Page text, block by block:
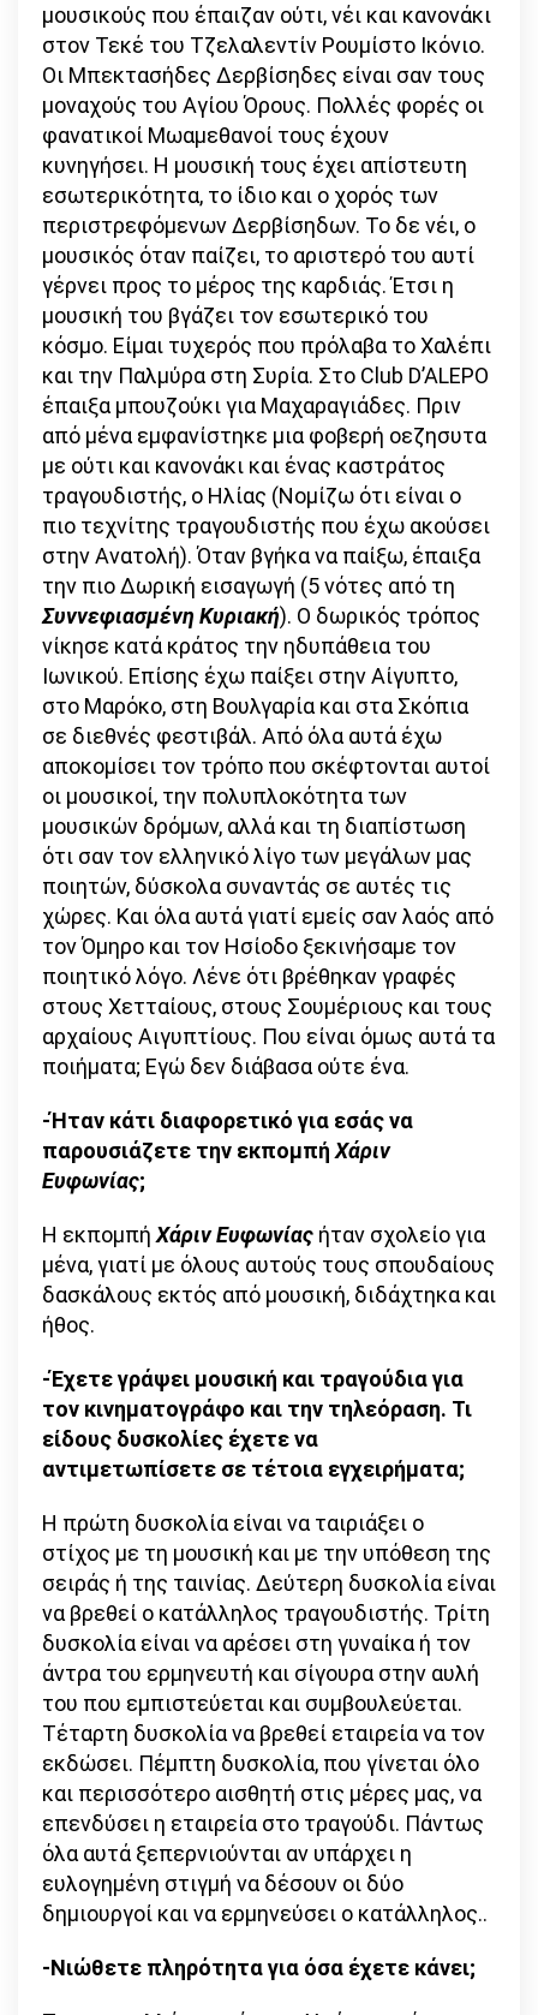
μουσικούς που έπαιζαν ούτι, νέι και κανονάκι
στον Τεκέ του Τζελαλεντίν Ρουμίστο Ικόνιο.
Οι Μπεκτασήδες Δερβίσηδες είναι σαν τους
μοναχούς του Αγίου Όρους. Πολλές φορές οι
φανατικοί Μωαμεθανοί τους έχουν
κυνηγήσει. Η μουσική τους έχει απίστευτη
εσωτερικότητα, το ίδιο και ο χορός των
περιστρεφόμενων Δερβίσηδων. Το δε νέι, ο
μουσικός όταν παίζει, το αριστερό του αυτί
γέρνει προς το μέρος της καρδιάς. Έτσι η
μουσική του βγάζει τον εσωτερικό του
κόσμο. Είμαι τυχερός που πρόλαβα το Χαλέπι
και την Παλμύρα στη Συρία. Στο Club D’ALEPO
έπαιξα μπουζούκι για Μαχαραγιάδες. Πριν
από μένα εμφανίστηκε μια φοβερή οεζησυτα
με ούτι και κανονάκι και ένας καστράτος
τραγουδιστής, ο Ηλίας (Νομίζω ότι είναι ο
πιο τεχνίτης τραγουδιστής που έχω ακούσει
στην Ανατολή). Όταν βγήκα να παίξω, έπαιξα
την πιο Δωρική εισαγωγή (5 νότες από τη
Συννεφιασμένη Κυριακή). Ο δωρικός τρόπος
νίκησε κατά κράτος την ηδυπάθεια του
Ιωνικού. Επίσης έχω παίξει στην Αίγυπτο,
στο Μαρόκο, στη Βουλγαρία και στα Σκόπια
σε διεθνές φεστιβάλ. Από όλα αυτά έχω
αποκομίσει τον τρόπο που σκέφτονται αυτοί
οι μουσικοί, την πολυπλοκότητα των
μουσικών δρόμων, αλλά και τη διαπίστωση
ότι σαν τον ελληνικό λίγο των μεγάλων μας
ποιητών, δύσκολα συναντάς σε αυτές τις
χώρες. Και όλα αυτά γιατί εμείς σαν λαός από
τον Όμηρο και τον Ησίοδο ξεκινήσαμε τον
ποιητικό λόγο. Λένε ότι βρέθηκαν γραφές
στους Χετταίους, στους Σουμέριους και τους
αρχαίους Αιγυπτίους. Που είναι όμως αυτά τα
ποιήματα; Εγώ δεν διάβασα ούτε ένα.
-Ήταν κάτι διαφορετικό για εσάς να
παρουσιάζετε την εκπομπή Χάριν
Ευφωνίας;
Η εκπομπή Χάριν Ευφωνίας ήταν σχολείο για
μένα, γιατί με όλους αυτούς τους σπουδαίους
δασκάλους εκτός από μουσική, διδάχτηκα και
ήθος.
-Έχετε γράψει μουσική και τραγούδια για
τον κινηματογράφο και την τηλεόραση. Τι
είδους δυσκολίες έχετε να
αντιμετωπίσετε σε τέτοια εγχειρήματα;
Η πρώτη δυσκολία είναι να ταιριάξει ο
στίχος με τη μουσική και με την υπόθεση της
σειράς ή της ταινίας. Δεύτερη δυσκολία είναι
να βρεθεί ο κατάλληλος τραγουδιστής. Τρίτη
δυσκολία είναι να αρέσει στη γυναίκα ή τον
άντρα του ερμηνευτή και σίγουρα στην αυλή
του που εμπιστεύεται και συμβουλεύεται.
Τέταρτη δυσκολία να βρεθεί εταιρεία να τον
εκδώσει. Πέμπτη δυσκολία, που γίνεται όλο
και περισσότερο αισθητή στις μέρες μας, να
επενδύσει η εταιρεία στο τραγούδι. Πάντως
όλα αυτά ξεπερνιούνται αν υπάρχει η
ευλογημένη στιγμή να δέσουν οι δύο
δημιουργοί και να ερμηνεύσει ο κατάλληλος..
-Νιώθετε πληρότητα για όσα έχετε κάνει;